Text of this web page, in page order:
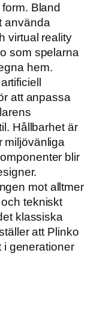
Bland
använda
virtual reality
som spelarna
hem.
att anpassa
Hållbarhet är
miljövänliga
blir
mot alltmer
tekniskt
klassiska
att Plinko
i generationer